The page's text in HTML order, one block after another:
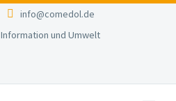
info@comedol.de
Information und Umwelt